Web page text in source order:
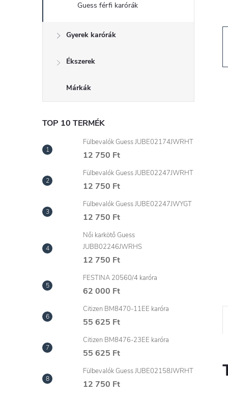
ó
n
e
l
Guess férfi karórák
Gyerek karórák
Ékszerek
Márkák
TOP 10 TERMÉK
Fülbevalók Guess JUBE02174JWRHT
12 750 Ft
Fülbevalók Guess JUBE02247JWRHT
12 750 Ft
Fülbevalók Guess JUBE02247JWYGT
12 750 Ft
Női karkötő Guess
JUBB02246JWRHS
12 750 Ft
FESTINA 20560/4 karóra
62 000 Ft
Citizen BM8470-11EE karóra
55 625 Ft
Citizen BM8476-23EE karóra
55 625 Ft
Fülbevalók Guess JUBE02158JWRHT
12 750 Ft